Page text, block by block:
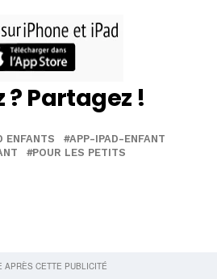
Partagez !
ENFANTS
APP-IPAD-ENFANT
POUR LES PETITS